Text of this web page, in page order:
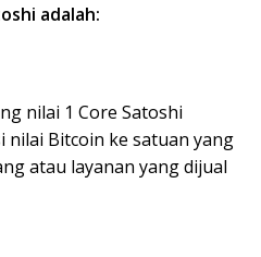
adalah:
nilai 1 Core Satoshi
Bitcoin ke satuan yang
atau layanan yang dijual